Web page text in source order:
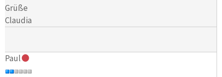
Grüße
Claudia
Paul